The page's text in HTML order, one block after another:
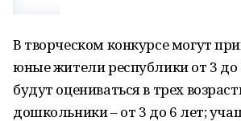
В творческом конкурсе могут
юные жители республики от 3 до
будут оцениваться в трех
дошкольники – от 3 до 6 лет;